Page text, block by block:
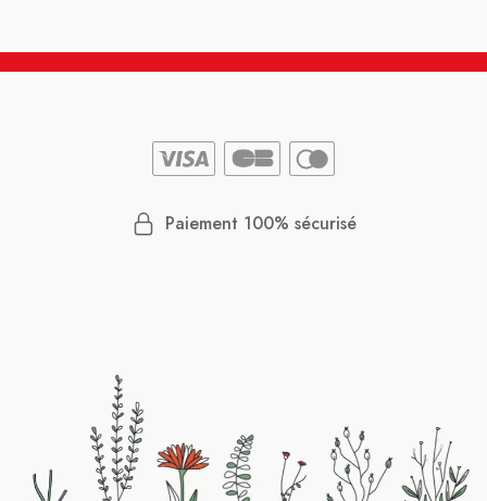
Paiement 100% sécurisé